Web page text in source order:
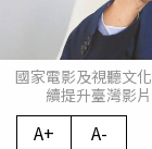
國家電影及視聽文
續提升臺灣影
A+ A-